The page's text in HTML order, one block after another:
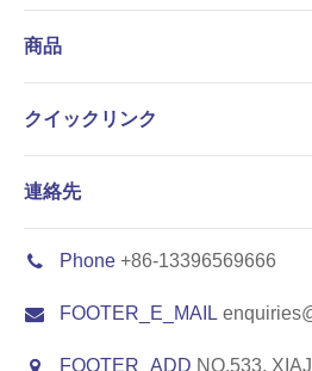
商品
クイックリンク
連絡先
Phone +86-13396569666
FOOTER_E_MAIL
FOOTER_ADD NO.533,